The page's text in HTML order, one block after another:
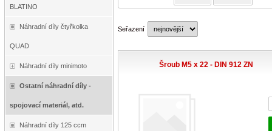
BLATINO
Náhradní díly čtyřkolka
QUAD
Náhradní díly minimoto
Ostatní náhradní díly -
spojovací materiál, atd.
Náhradní díly 125 ccm
Seřazení
Šroub M5 x 22 - DIN 912 ZN